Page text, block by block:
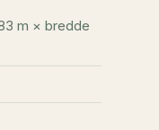
m × bredde